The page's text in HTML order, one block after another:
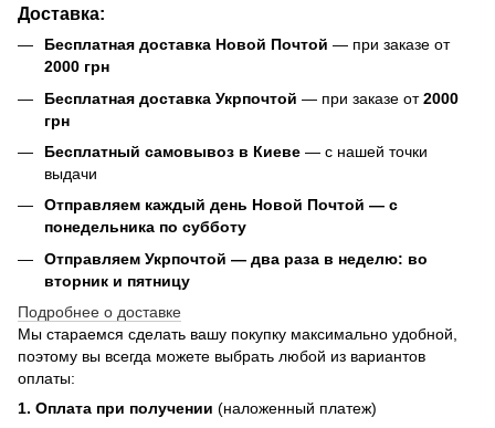
Доставка:
Бесплатная доставка Новой Почтой — при заказе от
2000 грн
Бесплатная доставка Укрпочтой — при заказе от2000
грн
Бесплатный самовывоз в Киеве — с нашей точки
выдачи
Отправляем каждый день Новой Почтой — с
понедельника по субботу
Отправляем Укрпочтой — два раза в неделю: во
вторник и пятницу
Подробнее о доставке
Мы стараемся сделать вашу покупку максимально удобной,
поэтому вы всегда можете выбрать любой из вариантов
оплаты:
1. Оплата при получении (наложенный платеж)